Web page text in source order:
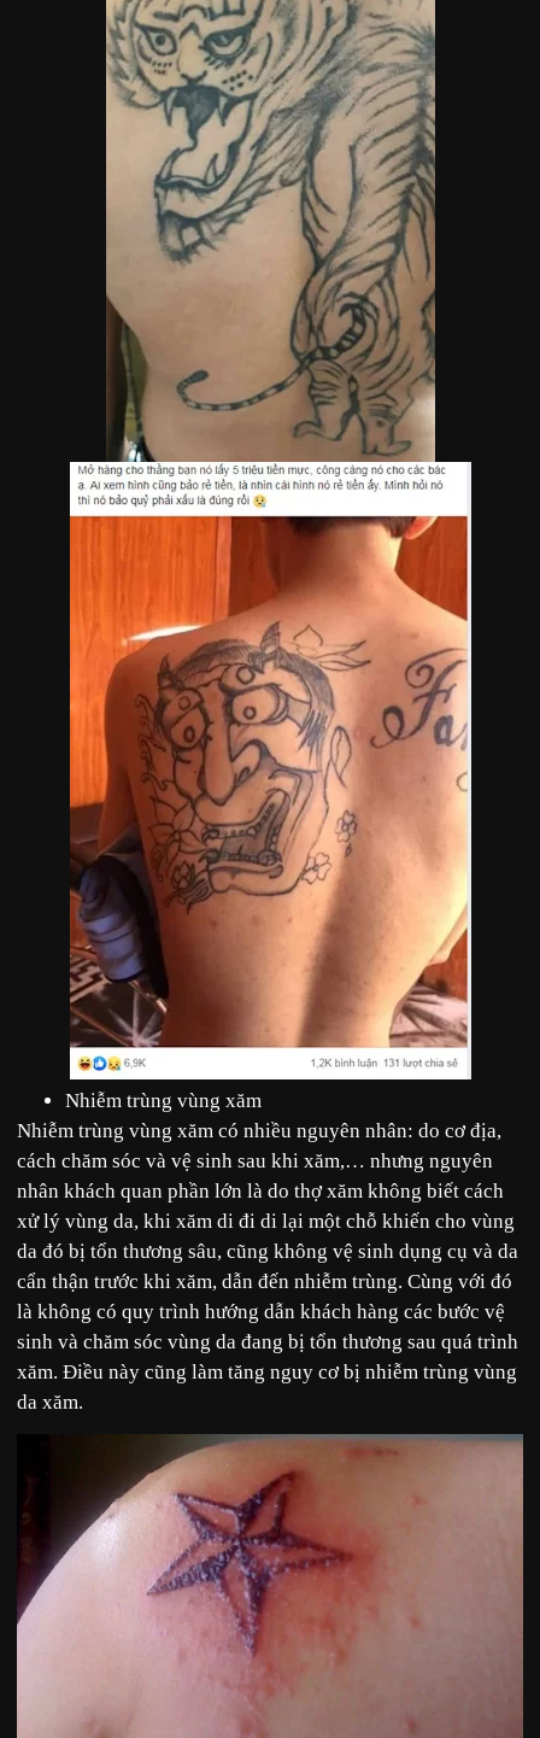
Nhiễm trùng vùng xăm
Nhiễm trùng vùng xăm có nhiều nguyên nhân: do cơ địa,
cách chăm sóc và vệ sinh sau khi xăm,… nhưng nguyên
nhân khách quan phần lớn là do thợ xăm không biết cách
xử lý vùng da, khi xăm di đi di lại một chỗ khiến cho vùng
da đó bị tổn thương sâu, cũng không vệ sinh dụng cụ và da
cẩn thận trước khi xăm, dẫn đến nhiễm trùng. Cùng với đó
là không có quy trình hướng dẫn khách hàng các bước vệ
sinh và chăm sóc vùng da đang bị tổn thương sau quá trình
xăm. Điều này cũng làm tăng nguy cơ bị nhiễm trùng vùng
da xăm.